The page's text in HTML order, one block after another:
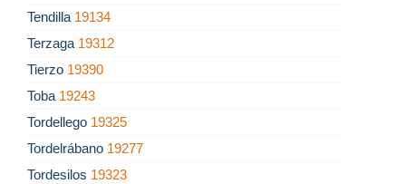
Tendilla 19134
Terzaga 19312
Tierzo 19390
Toba 19243
Tordellego 19325
Tordelrábano 19277
Tordesilos 19323